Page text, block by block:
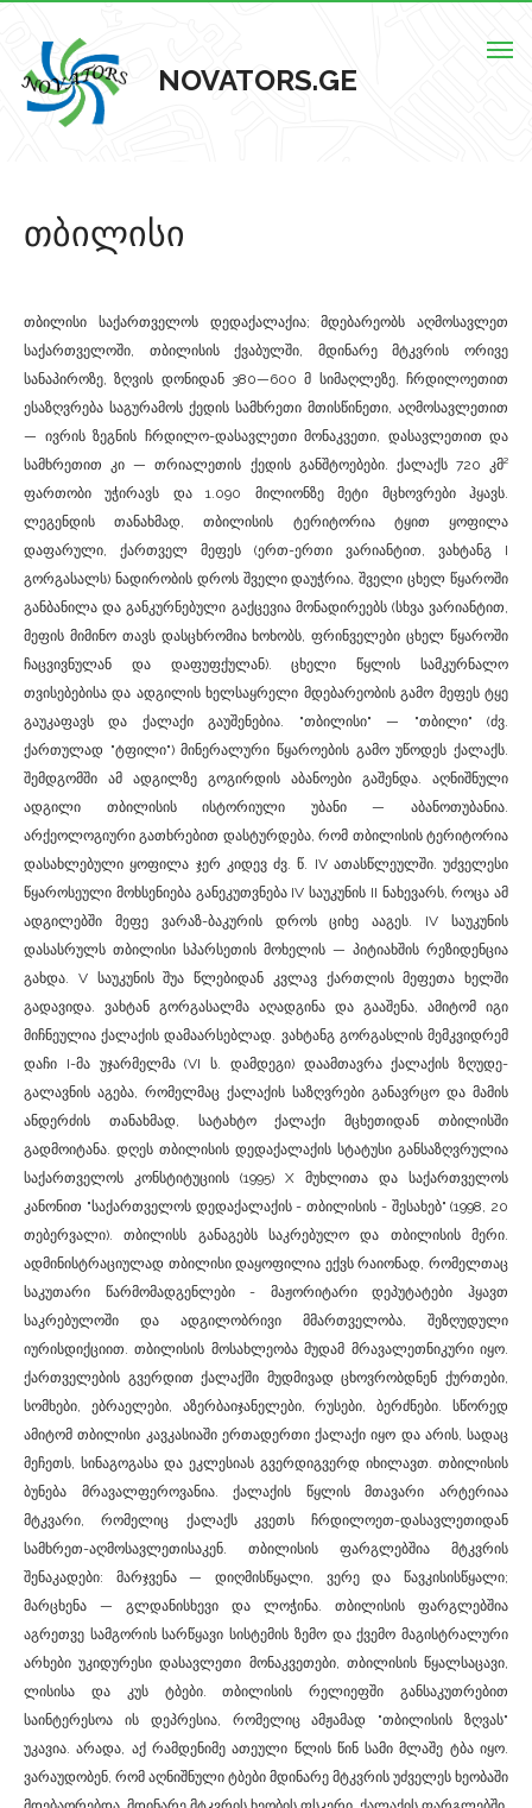
NOVATORS.GE
ჩვენს შესახებ
ძეგლების რუკა
კონტაქტი
თბილისი
თბილისი საქართველოს დედაქალაქია; მდებარეობს აღმოსავლეთ
საქართველოში, თბილისის ქვაბულში, მდინარე მტკვრის ორივე
სანაპიროზე, ზღვის დონიდან 380—600 მ სიმაღლეზე, ჩრდილოეთით
ესაზღვრება საგურამოს ქედის სამხრეთი მთისწინეთი, აღმოსავლეთით
— ივრის ზეგნის ჩრდილო-დასავლეთი მონაკვეთი, დასავლეთით და
სამხრეთით კი — თრიალეთის ქედის განშტოებები. ქალაქს 720 კმ²
ფართობი უჭირავს და 1.090 მილიონზე მეტი მცხოვრები ჰყავს.
ლეგენდის თანახმად, თბილისის ტერიტორია ტყით ყოფილა
დაფარული, ქართველ მეფეს (ერთ-ერთი ვარიანტით, ვახტანგ I
გორგასალს) ნადირობის დროს შველი დაუჭრია, შველი ცხელ წყაროში
განბანილა და განკურნებული გაქცევია მონადირეებს (სხვა ვარიანტით,
მეფის მიმინო თავს დასცხრომია ხოხობს, ფრინველები ცხელ წყაროში
ჩაცვივნულან და დაფუფქულან). ცხელი წყლის სამკურნალო
თვისებებისა და ადგილის ხელსაყრელი მდებარეობის გამო მეფეს ტყე
გაუკაფავს და ქალაქი გაუშენებია. "თბილისი" — "თბილი" (ძვ.
ქართულად "ტფილი") მინერალური წყაროების გამო უწოდეს ქალაქს.
შემდგომში ამ ადგილზე გოგირდის აბანოები გაშენდა. აღნიშნული
ადგილი თბილისის ისტორიული უბანი — აბანოთუბანია.
არქეოლოგიური გათხრებით დასტურდება, რომ თბილისის ტერიტორია
დასახლებული ყოფილა ჯერ კიდევ ძვ. წ. IV ათასწლეულში. უძველესი
წყაროსეული მოხსენიება განეკუთვნება IV საუკუნის II ნახევარს, როცა ამ
ადგილებში მეფე ვარაზ-ბაკურის დროს ციხე ააგეს. IV საუკუნის
დასასრულს თბილისი სპარსეთის მოხელის — პიტიახშის რეზიდენცია
გახდა. V საუკუნის შუა წლებიდან კვლავ ქართლის მეფეთა ხელში
გადავიდა. ვახტან გორგასალმა აღადგინა და გააშენა, ამიტომ იგი
მიჩნეულია ქალაქის დამაარსებლად. ვახტანგ გორგასლის მემკვიდრემ
დაჩი I-მა უჯარმელმა (VI ს. დამდეგი) დაამთავრა ქალაქის ზღუდე-
გალავნის აგება, რომელმაც ქალაქის საზღვრები განავრცო და მამის
ანდერძის თანახმად, სატახტო ქალაქი მცხეთიდან თბილისში
გადმოიტანა. დღეს თბილისის დედაქალაქის სტატუსი განსაზღვრულია
საქართველოს კონსტიტუციის (1995) X მუხლითა და საქართველოს
კანონით "საქართველოს დედაქალაქის - თბილისის - შესახებ" (1998, 20
თებერვალი). თბილისს განაგებს საკრებულო და თბილისის მერი.
ადმინისტრაციულად თბილისი დაყოფილია ექვს რაიონად, რომელთაც
საკუთარი წარმომადგენლები - მაჟორიტარი დეპუტატები ჰყავთ
საკრებულოში და ადგილობრივი მმართველობა, შეზღუდული
იურისდიქციით. თბილისის მოსახლეობა მუდამ მრავალეთნიკური იყო.
ქართველების გვერდით ქალაქში მუდმივად ცხოვრობდნენ ქურთები,
სომხები, ებრაელები, აზერბაიჯანელები, რუსები, ბერძნები. სწორედ
ამიტომ თბილისი კავკასიაში ერთადერთი ქალაქი იყო და არის, სადაც
მეჩეთს, სინაგოგასა და ეკლესიას გვერდიგვერდ იხილავთ. თბილისის
ბუნება მრავალფეროვანია. ქალაქის წყლის მთავარი არტერიაა
მტკვარი, რომელიც ქალაქს კვეთს ჩრდილოეთ-დასავლეთიდან
სამხრეთ-აღმოსავლეთისაკენ. თბილისის ფარგლებშია მტკვრის
შენაკადები: მარჯვენა — დიღმისწყალი, ვერე და წავკისისწყალი;
მარცხენა — გლდანისხევი და ლოჭინა. თბილისის ფარგლებშია
აგრეთვე სამგორის სარწყავი სისტემის ზემო და ქვემო მაგისტრალური
არხები უკიდურესი დასავლეთი მონაკვეთები, თბილისის წყალსაცავი,
ლისისა და კუს ტბები. თბილისის რელიეფში განსაკუთრებით
საინტერესოა ის დეპრესია, რომელიც ამჟამად "თბილისის ზღვას"
უკავია. არადა, აქ რამდენიმე ათეული წლის წინ სამი მლაშე ტბა იყო.
ვარაუდობენ, რომ აღნიშნული ტბები მდინარე მტკვრის უძველეს ხეობაში